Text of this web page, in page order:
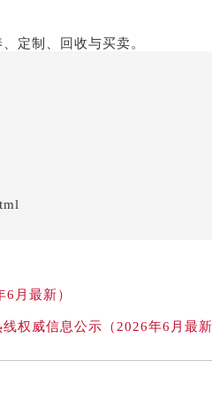
月最新）
权威信息公示（2026年6月最新